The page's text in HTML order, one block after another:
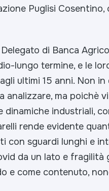
Puglisi Cosentino,
di Banca
lungo termine, e le
ultimi 15 anni. Non in
analizzare, ma poichè
industriali,
rende evidente
con sguardi lunghi e
da un lato e fragilità
e come contenuto,